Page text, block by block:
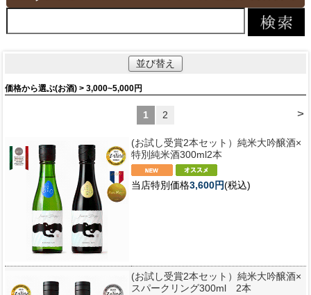
並び替え
価格から選ぶ(お酒) > 3,000~5,000円
>
1 2
(お試し受賞2本セット）純米大吟醸酒×
特別純米酒300ml2本
当店特別価格3,600円(税込)
(お試し受賞2本セット）純米大吟醸酒×
スパークリング300ml 2本